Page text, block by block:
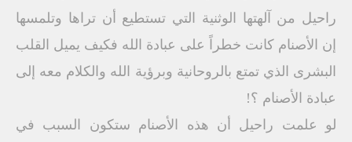
راحيل من آلهتها الوثنية التي تستطيع أن تراها وتلمسها
إن الأصنام كانت خطراً على عبادة الله فكيف يميل القلب
البشرى الذي تمتع بالروحانية وبرؤية الله والكلام معه إلى
عبادة الأصنام ؟!
لو علمت راحيل أن هذه الأصنام ستكون السبب في